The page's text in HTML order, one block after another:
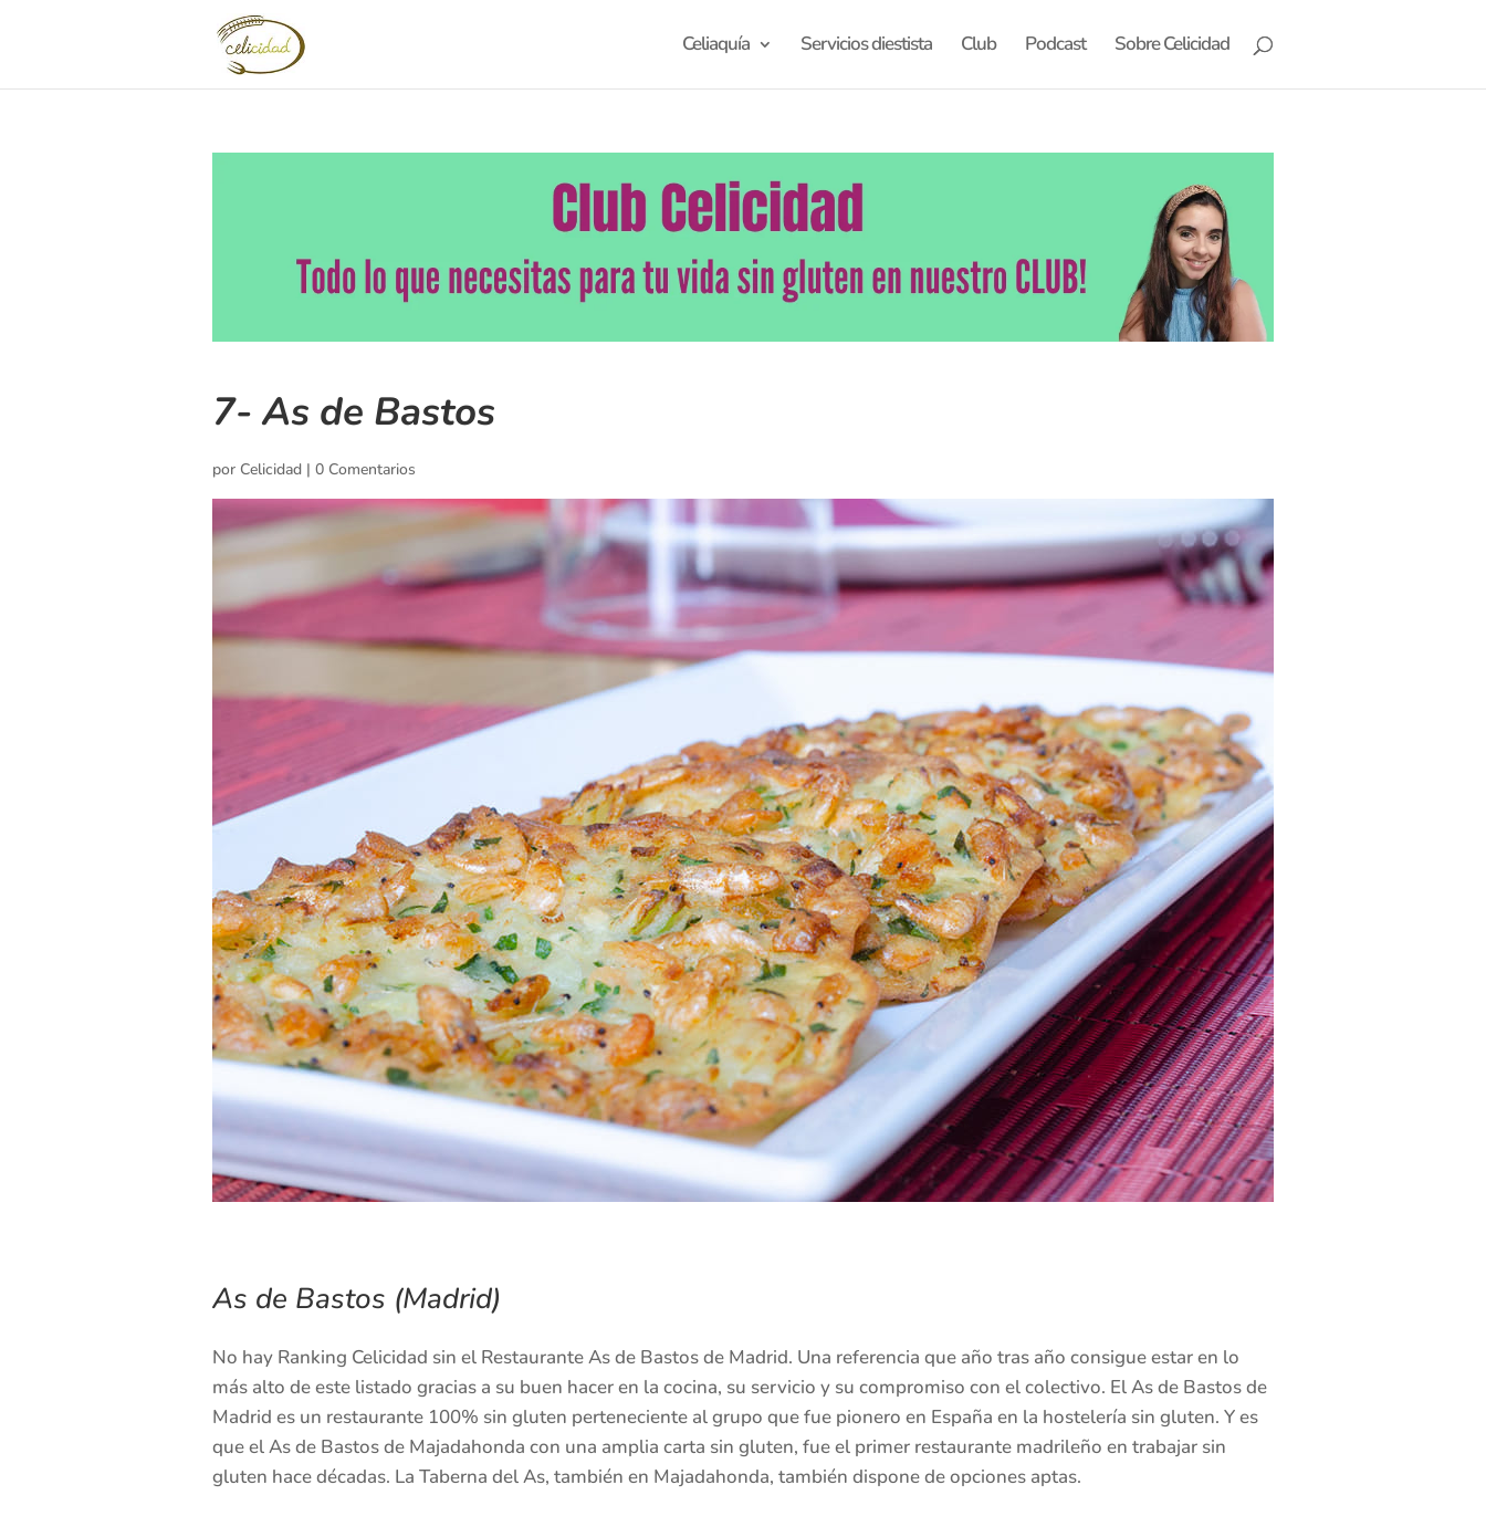
Celiaquía Servicios diestista Club Podcast Sobre Celicidad
7- As de Bastos
por Celicidad | 0 Comentarios
As de Bastos (Madrid)
No hay Ranking Celicidad sin el Restaurante As de Bastos de Madrid. Una referencia que año tras año consigue estar en lo
más alto de este listado gracias a su buen hacer en la cocina, su servicio y su compromiso con el colectivo. El As de Bastos de
Madrid es un restaurante 100% sin gluten perteneciente al grupo que fue pionero en España en la hostelería sin gluten. Y es
que el As de Bastos de Majadahonda con una amplia carta sin gluten, fue el primer restaurante madrileño en trabajar sin
gluten hace décadas. La Taberna del As, también en Majadahonda, también dispone de opciones aptas.